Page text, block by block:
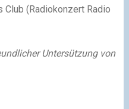
(Radiokonzert Radio
Untersützung von